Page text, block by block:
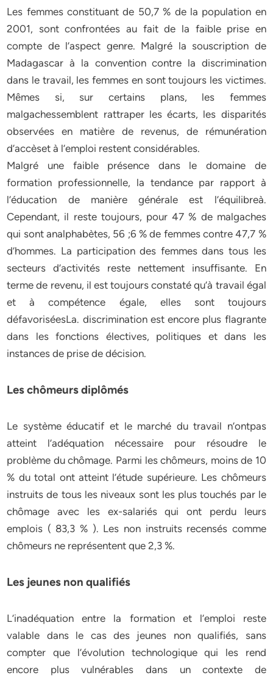
Les femmes constituant de 50,7 % de la population en
2001, sont confrontées au fait de la faible prise en
compte de l’aspect genre. Malgré la souscription de
Madagascar à la convention contre la discrimination
dans le travail, les femmes en sont toujours les victimes.
Mêmes si, sur certains plans, les femmes
malgachessemblent rattraper les écarts, les disparités
observées en matière de revenus, de rémunération
d’accèset à l’emploi restent considérables.
Malgré une faible présence dans le domaine de
formation professionnelle, la tendance par rapport à
l’éducation de manière générale est l’équilibreà.
Cependant, il reste toujours, pour 47 % de malgaches
qui sont analphabètes, 56 ;6 % de femmes contre 47,7 %
d’hommes. La participation des femmes dans tous les
secteurs d’activités reste nettement insuffisante. En
terme de revenu, il est toujours constaté qu’à travail égal
et à compétence égale, elles sont toujours
défavoriséesLa. discrimination est encore plus flagrante
dans les fonctions électives, politiques et dans les
instances de prise de décision.
Les chômeurs diplômés
Le système éducatif et le marché du travail n’ontpas
atteint l’adéquation nécessaire pour résoudre le
problème du chômage. Parmi les chômeurs, moins de 10
% du total ont atteint l’étude supérieure. Les chômeurs
instruits de tous les niveaux sont les plus touchés par le
chômage avec les ex-salariés qui ont perdu leurs
emplois ( 83,3 % ). Les non instruits recensés comme
chômeurs ne représentent que 2,3 %.
Les jeunes non qualifiés
L’inadéquation entre la formation et l’emploi reste
valable dans le cas des jeunes non qualifiés, sans
compter que l’évolution technologique qui les rend
encore plus vulnérables dans un contexte de